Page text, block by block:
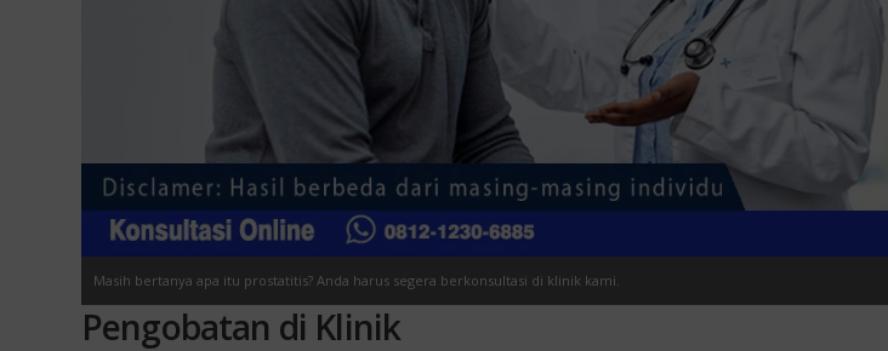
Masih bertanya apa itu prostatitis? Anda harus segera berkonsultasi di klinik kami.
Pengobatan di Klinik